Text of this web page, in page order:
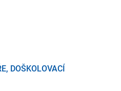
DOŠKOLOVACÍ